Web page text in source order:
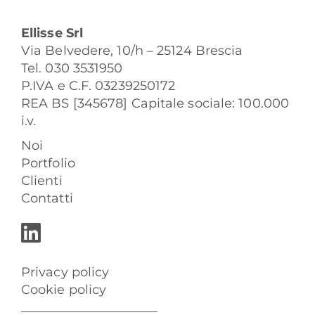
Ellisse Srl
Via Belvedere, 10/h – 25124 Brescia
Tel. 030 3531950
P.IVA e C.F. 03239250172
REA BS [345678] Capitale sociale: 100.000
i.v.
Noi
Portfolio
Clienti
Contatti
Privacy policy
Cookie policy